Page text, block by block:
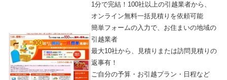
1分で完結！100社以上の引越業者から、
オンライン無料一括見積りを依頼可能
簡単フォームの入力で、お住まいの地域の
引越業者
最大10社から、見積りまたは訪問見積りの
返事有！
ご自分の予算・お引越プラン・日程など